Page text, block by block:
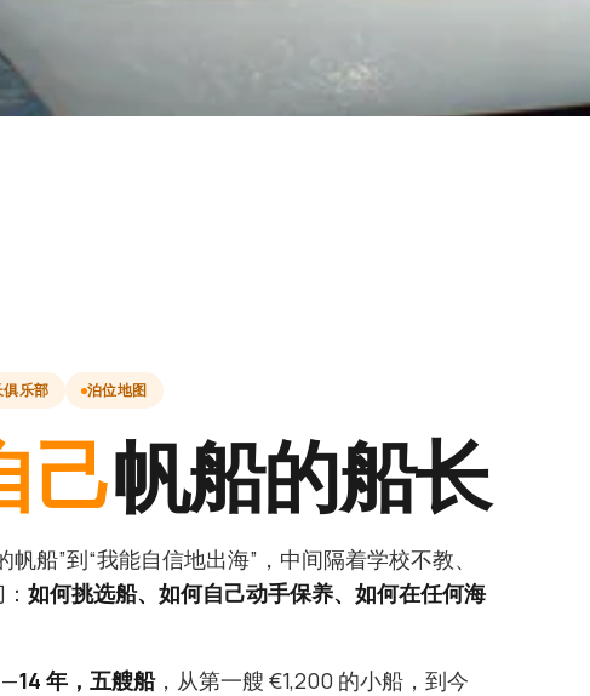
乐部 泊位地图
己帆船的船长
帆船”到“我能自信地出海”，中间隔着学校不教、
如何挑选船、如何自己动手保养、如何在任何海
14 年，五艘船，从第一艘 €1,200 的小船，到今